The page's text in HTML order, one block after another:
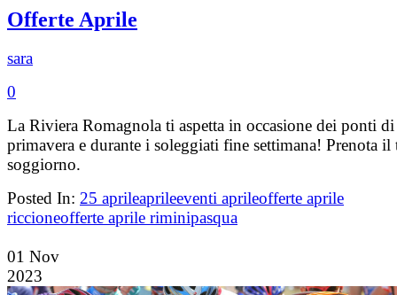
Offerte Aprile
sara
0
La Riviera Romagnola ti aspetta in occasione dei ponti di
primavera e durante i soleggiati fine settimana! Prenota il
soggiorno.
Posted In: 25 aprileaprileeventi aprileofferte aprile
riccioneofferte aprile riminipasqua
01 Nov
2023